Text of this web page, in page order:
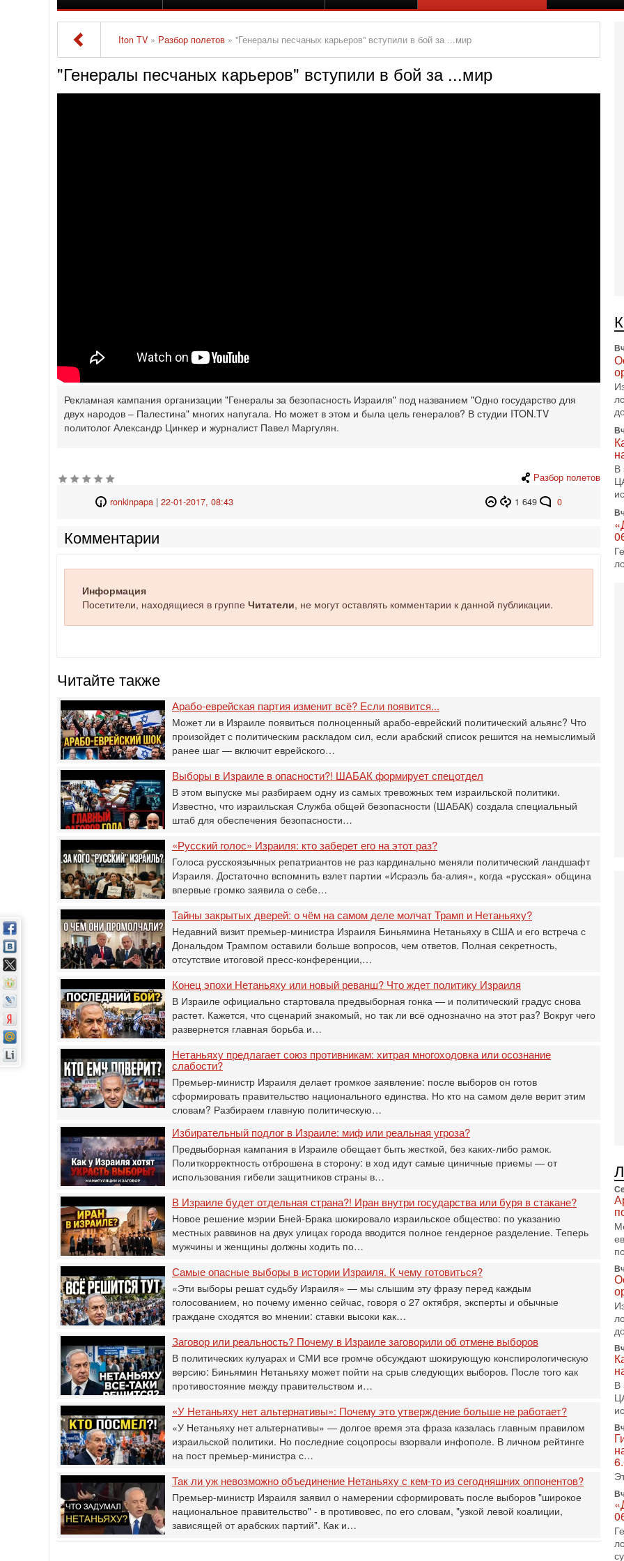
Iton TV » Разбор полетов » "Генералы песчаных карьеров" вступили в бой за ...мир
"Генералы песчаных карьеров" вступили в бой за ...мир
Рекламная кампания организации "Генералы за безопасность Израиля" под названием "Одно государство для
‎двух народов – Палестина" многих напугала. Но может в этом и была цель генералов? В студии ITON.TV
‎политолог Александр Цинкер и журналист Павел Маргулян.‎
Разбор полетов
1 649
0
ronkinpapa| 22-01-2017, 08:43
Комментарии
Информация
Посетители, находящиеся в группе Читатели, не могут оставлять комментарии к данной публикации.
Читайте также
Арабо-еврейская партия изменит всё? Если появится...
Может ли в Израиле появиться полноценный арабо-еврейский политический альянс? Что
произойдет с политическим раскладом сил, если арабский список решится на немыслимый
ранее шаг — включит еврейского…
Выборы в Израиле в опасности?! ШАБАК формирует спецотдел
В этом выпуске мы разбираем одну из самых тревожных тем израильской политики.
Известно, что израильская Служба общей безопасности (ШАБАК) создала специальный
штаб для обеспечения безопасности…
«Русский голос» Израиля: кто заберет его на этот раз?
Голоса русскоязычных репатриантов не раз кардинально меняли политический ландшафт
Израиля. Достаточно вспомнить взлет партии «Исраэль ба-алия», когда «русская» община
впервые громко заявила о себе…
Тайны закрытых дверей: о чём на самом деле молчат Трамп и Нетаньяху?
Недавний визит премьер-министра Израиля Биньямина Нетаньяху в США и его встреча с
Дональдом Трампом оставили больше вопросов, чем ответов. Полная секретность,
отсутствие итоговой пресс-конференции,…
Конец эпохи Нетаньяху или новый реванш? Что ждет политику Израиля
В Израиле официально стартовала предвыборная гонка — и политический градус снова
растет. Кажется, что сценарий знакомый, но так ли всё однозначно на этот раз? Вокруг чего
развернется главная борьба и…
Нетаньяху предлагает союз противникам: хитрая многоходовка или осознание
слабости?
Премьер-министр Израиля делает громкое заявление: после выборов он готов
сформировать правительство национального единства. Но кто на самом деле верит этим
словам? Разбираем главную политическую…
Избирательный подлог в Израиле: миф или реальная угроза?
Предвыборная кампания в Израиле обещает быть жесткой, без каких-либо рамок.
Политкорректность отброшена в сторону: в ход идут самые циничные приемы — от
использования гибели защитников страны в…
В Израиле будет отдельная страна?! Иран внутри государства или буря в стакане?
Новое решение мэрии Бней-Брака шокировало израильское общество: по указанию
местных раввинов на двух улицах города вводится полное гендерное разделение. Теперь
мужчины и женщины должны ходить по…
Самые опасные выборы в истории Израиля. К чему готовиться?
«Эти выборы решат судьбу Израиля» — мы слышим эту фразу перед каждым
голосованием, но почему именно сейчас, говоря о 27 октября, эксперты и обычные
граждане сходятся во мнении: ставки высоки как…
Заговор или реальность? Почему в Израиле заговорили об отмене выборов
В политических кулуарах и СМИ все громче обсуждают шокирующую конспирологическую
версию: Биньямин Нетаньяху может пойти на срыв следующих выборов. После того как
противостояние между правительством и…
«У Нетаньяху нет альтернативы»: Почему это утверждение больше не работает?
«У Нетаньяху нет альтернативы» — долгое время эта фраза казалась главным правилом
израильской политики. Но последние соцопросы взорвали инфополе. В личном рейтинге
на пост премьер-министра с…
Так ли уж невозможно объединение Нетаньяху с кем-то из сегодняшних оппонентов?
Премьер-министр Израиля заявил о намерении сформировать после выборов "широкое
национальное правительство" - в противовес, по его словам, "узкой левой коалиции,
зависящей от арабских партий". Как и…
В
1-
В
В